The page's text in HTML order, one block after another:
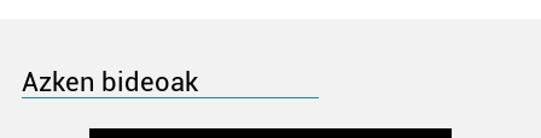
Azken bideoak